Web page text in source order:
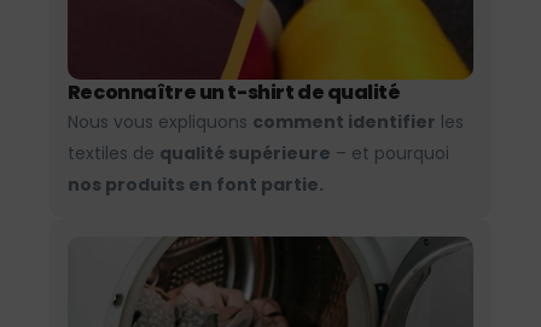
Reconnaître un t-shirt de qualité
Nous vous expliquons comment identifier les
textiles de qualité supérieure – et pourquoi
nos produits en font partie.